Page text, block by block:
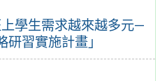
上學生需求越來越多元—
習實施計畫」